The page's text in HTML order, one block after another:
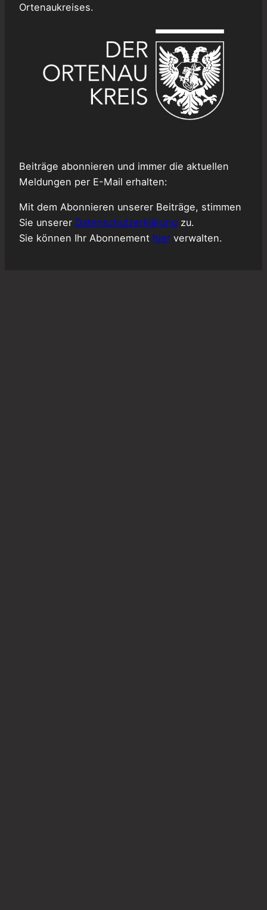
Ortenaukreises.
Beiträge abonnieren und immer die aktuellen
Meldungen per E-Mail erhalten:
Mit dem Abonnieren unserer Beiträge, stimmen
Sie unserer Datenschutzerklärung zu.
Sie können Ihr Abonnement hier verwalten.